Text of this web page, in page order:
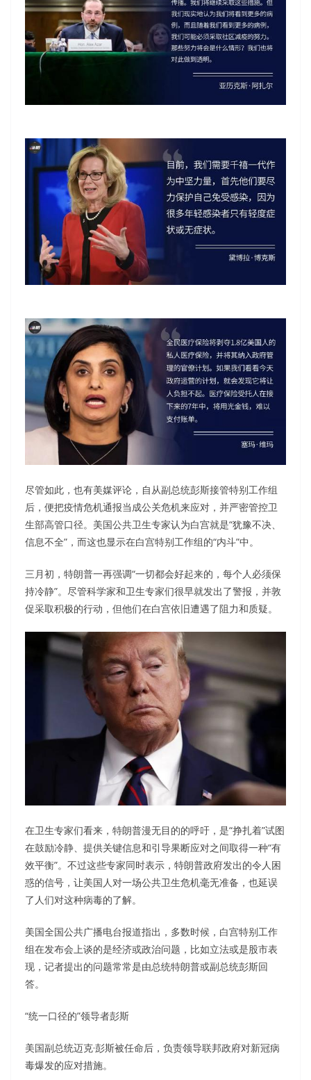
尽管如此，也有美媒评论，自从副总统彭斯接管特别工作组
后，便把疫情危机通报当成公关危机来应对，并严密管控卫
生部高管口径。美国公共卫生专家认为白宫就是“犹豫不决、
信息不全”，而这也显示在白宫特别工作组的“内斗”中。
三月初，特朗普一再强调“一切都会好起来的，每个人必须保
持冷静”。尽管科学家和卫生专家们很早就发出了警报，并敦
促采取积极的行动，但他们在白宫依旧遭遇了阻力和质疑。
在卫生专家们看来，特朗普漫无目的的呼吁，是“挣扎着”试图
在鼓励冷静、提供关键信息和引导果断应对之间取得一种“有
效平衡”。不过这些专家同时表示，特朗普政府发出的令人困
惑的信号，让美国人对一场公共卫生危机毫无准备，也延误
了人们对这种病毒的了解。
美国全国公共广播电台报道指出，多数时候，白宫特别工作
组在发布会上谈的是经济或政治问题，比如立法或是股市表
现，记者提出的问题常常是由总统特朗普或副总统彭斯回
答。
“统一口径的”领导者彭斯
美国副总统迈克·彭斯被任命后，负责领导联邦政府对新冠病
毒爆发的应对措施。